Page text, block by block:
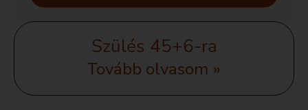
Szülés 45+6-ra
Tovább olvasom »